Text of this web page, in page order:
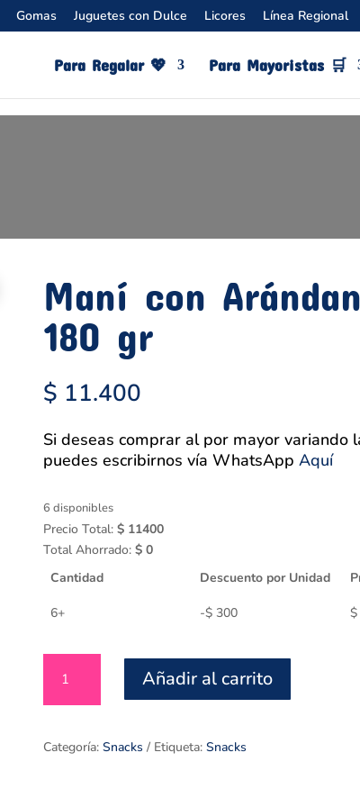
Gomas Juguetes con Dulce Licores Línea Regional
Para Regalar 💖​ Para Mayoristas 🛒
Maní con
180 gr
$ 11.400
Si deseas comprar al por mayor variando
puedes escribirnos vía WhatsApp Aquí
6 disponibles
Precio Total: $11400
Total Ahorrado: $0
Cantidad
Descuento por Unidad
6+ -$300 $
con
Arándanos
180
Añadir al carrito
Categoría: Snacks Etiqueta: Snacks